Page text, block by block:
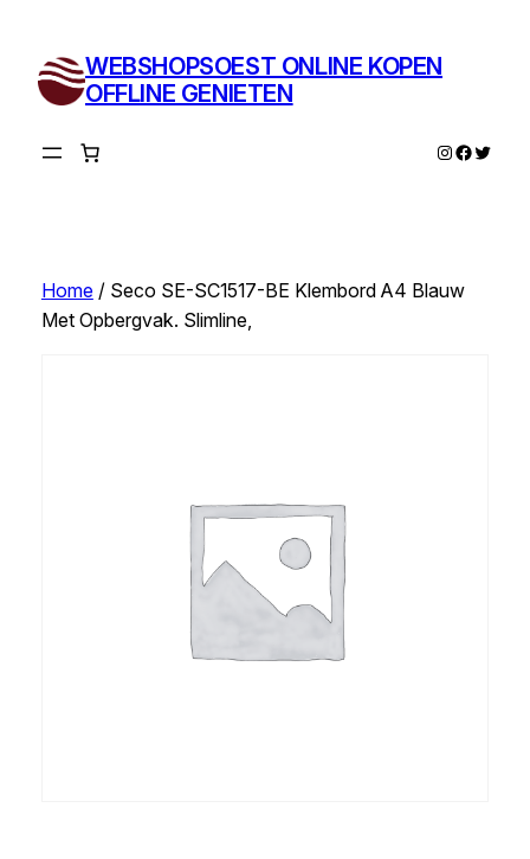
inhoud
WEBSHOPSOEST ONLINE KOPEN
OFFLINE GENIETEN
Instagram
Twitter
Home/ Seco SE-SC1517-BE Klembord A4 Blauw
Met Opbergvak. Slimline,